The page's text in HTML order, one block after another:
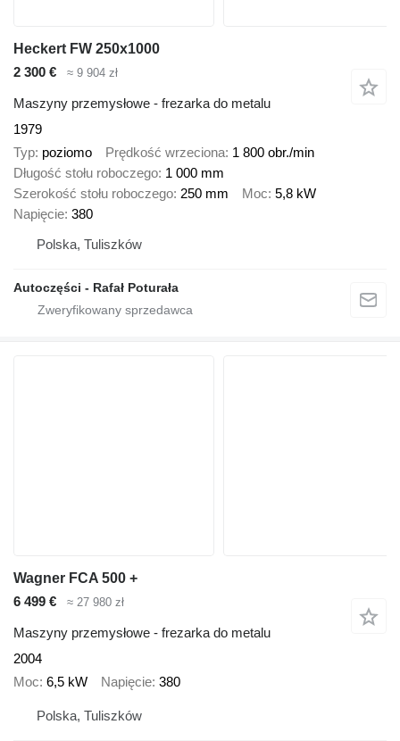
Heckert FW 250x1000
2 300 €
≈ 9 904 zł
Maszyny przemysłowe - frezarka do metalu
1979
Typ poziomo Prędkość wrzeciona 1 800 obr./min
Długość stołu roboczego 1 000 mm
Szerokość stołu roboczego 250 mm Moc 5,8 kW
Napięcie 380
Polska, Tuliszków
Autoczęści - Rafał Poturała
Wagner FCA 500 +
6 499 €
≈ 27 980 zł
Maszyny przemysłowe - frezarka do metalu
2004
Moc 6,5 kW Napięcie 380
Polska, Tuliszków